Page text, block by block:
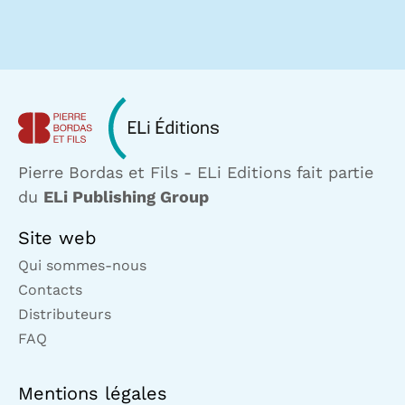
Pierre Bordas et Fils - ELi Editions fait partie
du ELi Publishing Group
Site web
Qui sommes-nous
Contacts
Distributeurs
FAQ
Mentions légales